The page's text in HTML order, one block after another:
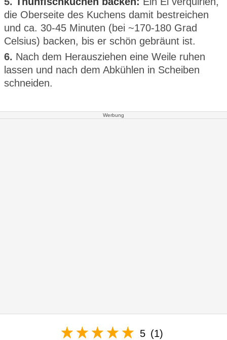
die Oberseite des Kuchens damit bestreichen
und ca. 30-45 Minuten (bei ~170-180 Grad
Celsius) backen, bis er schön gebräunt ist.
6. Nach dem Herausziehen eine Weile ruhen
lassen und nach dem Abkühlen in Scheiben
schneiden.
Werbung
5 (1)